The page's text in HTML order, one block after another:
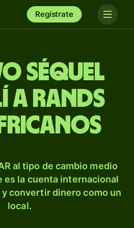
Regístrate
séquel
a rands
al tipo de cambio medio
es la cuenta internacional
y convertir dinero como un
local.